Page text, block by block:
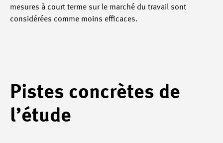
mesures à court terme sur le marché du travail sont
considérées comme moins efficaces.
Pistes concrètes de
l’étude